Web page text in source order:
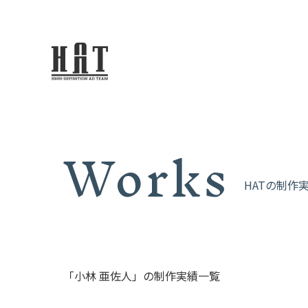
Works HATの制作
「小林 亜佐人」の制作実績一覧